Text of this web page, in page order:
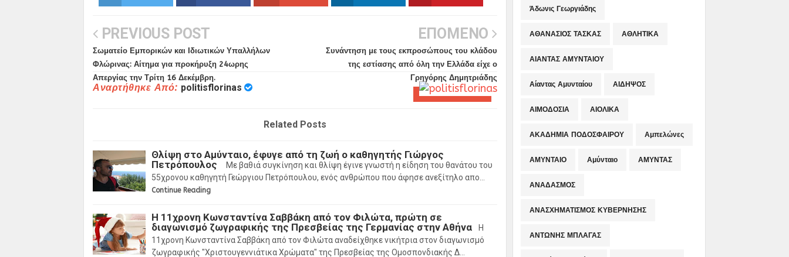
PREVIOUS POST
Σωματείο Εμπορικών και Ιδιωτικών Υπαλλήλων
Φλώρινας: Αίτημα για προκήρυξη 24ωρης
Απεργίας την Τρίτη 16 Δεκέμβρη.
ΕΠΟΜΕΝΟ
Συνάντηση με τους εκπροσώπους του κλάδου
της εστίασης από όλη την Ελλάδα είχε ο
Γρηγόρης Δημητριάδης
Αναρτήθηκε Από: politisflorinas
Related Posts
Θλίψη στο Αμύνταιο, έφυγε από τη ζωή ο καθηγητής Γιώργος
Πετρόπουλος
Με βαθιά συγκίνηση και θλίψη έγινε γνωστή η είδηση του θανάτου του
55χρονου καθηγητή Γεώργιου Πετρόπουλου, ενός ανθρώπου που άφησε ανεξίτηλο απο…
Continue Reading
Η 11χρονη Κωνσταντίνα Σαββάκη από τον Φιλώτα, πρώτη σε
διαγωνισμό ζωγραφικής της Πρεσβείας της Γερμανίας στην Αθήνα
Η
11χρονη Κωνσταντίνα Σαββάκη από τον Φιλώτα αναδείχθηκε νικήτρια στον διαγωνισμό
ζωγραφικής "Χριστουγεννιάτικα Χρώματα" της Πρεσβείας της Ομοσπονδιακής Δ…
Άδωνις Γεωργιάδης
ΑΘΑΝΑΣΙΟΣ ΤΑΣΚΑΣ ΑΘΛΗΤΙΚΑ
ΑΙΑΝΤΑΣ ΑΜΥΝΤΑΙΟΥ
Αίαντας Αμυνταίου ΑΙΔΗΨΟΣ
ΑΙΜΟΔΟΣΙΑ ΑΙΟΛΙΚΑ
ΑΚΑΔΗΜΙΑ ΠΟΔΟΣΦΑΙΡΟΥ Αμπελώνες
ΑΜΥΝΤΑΙΟ Αμύνταιο ΑΜΥΝΤΑΣ
ΑΝΑΔΑΣΜΟΣ
ΑΝΑΣΧΗΜΑΤΙΣΜΟΣ ΚΥΒΕΡΝΗΣΗΣ
ΑΝΤΩΝΗΣ ΜΠΛΑΓΑΣ